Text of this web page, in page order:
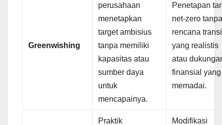
Greenwishing
perusahaan
menetapkan
target ambisius
tanpa memiliki
kapasitas atau
sumber daya
untuk
mencapainya.
Penetapan
net-zero
rencana
yang realistis
atau
finansial yang
memadai.
Praktik Modifikasi